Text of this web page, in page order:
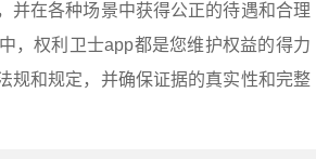
并在各种场景中获得公正的待遇和合理
，权利卫士app都是您维护权益的得力
规和规定，并确保证据的真实性和完整